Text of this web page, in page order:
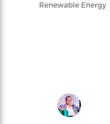
Renewable Energy